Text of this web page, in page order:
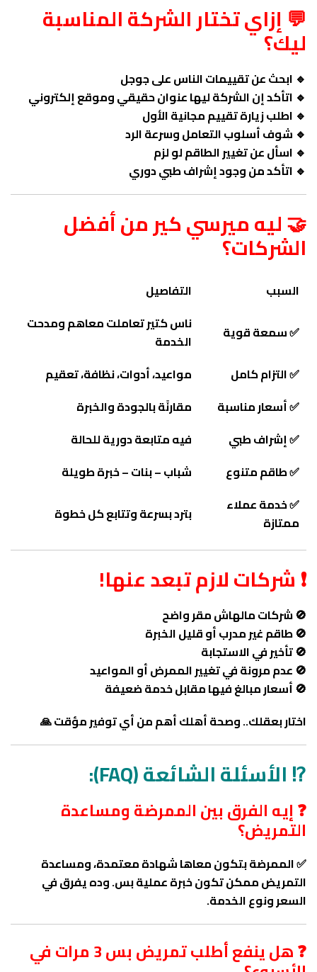
💬 إزاي تختار الشركة المناسبة
ليك؟
🔹 ابحث عن تقييمات الناس على جوجل
🔹 اتأكد إن الشركة ليها عنوان حقيقي وموقع إلكتروني
🔹 اطلب زيارة تقييم مجانية الأول
🔹 شوف أسلوب التعامل وسرعة الرد
🔹 اسأل عن تغيير الطاقم لو لزم
🔹 اتأكد من وجود إشراف طبي دوري
🤝 ليه ميرسي كير من أفضل
الشركات؟
السبب
التفاصيل
✅ سمعة قوية
ناس كتير تعاملت معاهم ومدحت
الخدمة
✅ التزام كامل
مواعيد، أدوات، نظافة، تعقيم
✅ أسعار مناسبة
مقارنًة بالجودة والخبرة
✅ إشراف طبي
فيه متابعة دورية للحالة
✅ طاقم متنوع
شباب – بنات – خبرة طويلة
✅ خدمة عملاء
ممتازة
بترد بسرعة وتتابع كل خطوة
❗ شركات لازم تبعد عنها!
🚫 شركات مالهاش مقر واضح
🚫 طاقم غير مدرب أو قليل الخبرة
🚫 تأخير في الاستجابة
🚫 عدم مرونة في تغيير الممرض أو المواعيد
🚫 أسعار مبالغ فيها مقابل خدمة ضعيفة
اختار بعقلك.. وصحة أهلك أهم من أي توفير مؤقت 🙏
⁉️ الأسئلة الشائعة (FAQ):
❓ إيه الفرق بين الممرضة ومساعدة
التمريض؟
✅ الممرضة بتكون معاها شهادة معتمدة، ومساعدة
التمريض ممكن تكون خبرة عملية بس. وده يفرق في
السعر ونوع الخدمة.
❓ هل ينفع أطلب تمريض بس 3 مرات في